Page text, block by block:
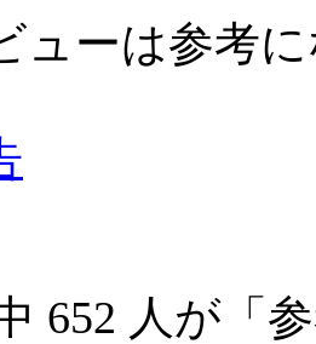
ューは参考
652 人が「